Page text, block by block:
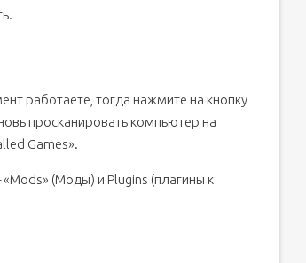
работаете, тогда нажмите на кнопку
просканировать компьютер на
Games».
(Моды) и Plugins (плагины к